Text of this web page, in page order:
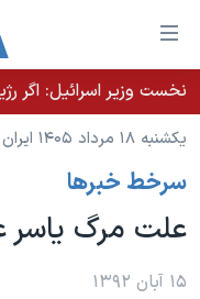
لینکهای
قابل
دسترسی
جهش
محتوای
اصلی
به
خانه
نسخه سبک وب‌سایت
موضوع ها
ایران
آمریکا
برنامه های تلویزیونی
جدول برنامه ها
یکشنبه ۱۸ مرداد ۱۴۰۵ ایران ۱۷:۴۰
سرخط خبرها
علت مرگ یاسر
۱۵ آبان ۱۳۹۲